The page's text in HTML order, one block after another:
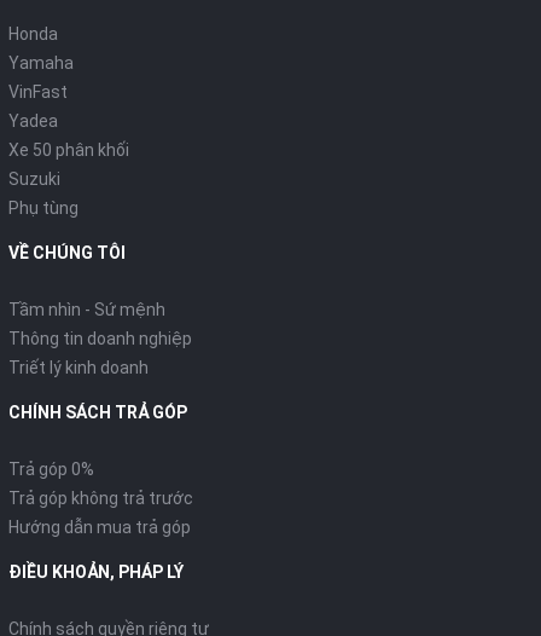
Honda
Yamaha
VinFast
Yadea
Xe 50 phân khối
Suzuki
Phụ tùng
VỀ CHÚNG TÔI
Tầm nhìn - Sứ mệnh
Thông tin doanh nghiệp
Triết lý kinh doanh
CHÍNH SÁCH TRẢ GÓP
Trả góp 0%
Trả góp không trả trước
Hướng dẫn mua trả góp
ĐIỀU KHOẢN, PHÁP LÝ
Chính sách quyền riêng tư